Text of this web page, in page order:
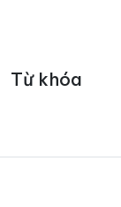
Từ khóa